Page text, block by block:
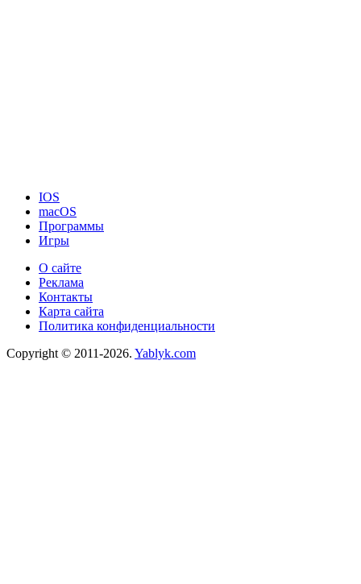
IOS
macOS
Программы
Игры
О сайте
Реклама
Контакты
Карта сайта
Политика конфиденциальности
Copyright © 2011-2026. Yablyk.сom